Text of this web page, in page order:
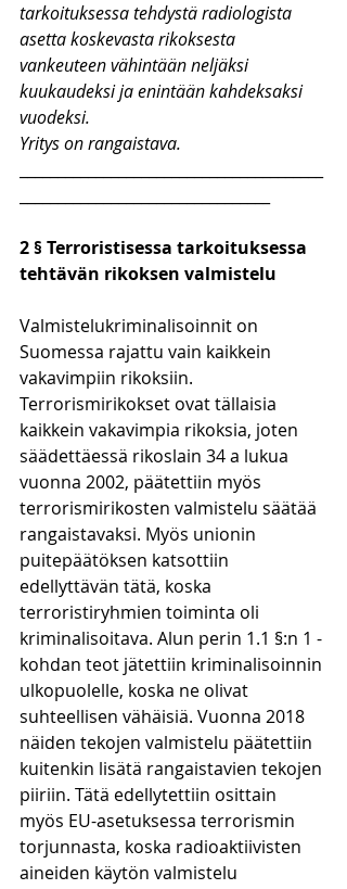
tarkoituksessa tehdystä radiologista
asetta koskevasta rikoksesta
vankeuteen vähintään neljäksi
kuukaudeksi ja enintään kahdeksaksi
vuodeksi.
Yritys on rangaistava.
2 § Terroristisessa tarkoituksessa
tehtävän rikoksen valmistelu
Valmistelukriminalisoinnit on
Suomessa rajattu vain kaikkein
vakavimpiin rikoksiin.
Terrorismirikokset ovat tällaisia
kaikkein vakavimpia rikoksia, joten
säädettäessä rikoslain 34 a lukua
vuonna 2002, päätettiin myös
terrorismirikosten valmistelu säätää
rangaistavaksi. Myös unionin
puitepäätöksen katsottiin
edellyttävän tätä, koska
terroristiryhmien toiminta oli
kriminalisoitava. Alun perin 1.1 §:n 1 -
kohdan teot jätettiin kriminalisoinnin
ulkopuolelle, koska ne olivat
suhteellisen vähäisiä. Vuonna 2018
näiden tekojen valmistelu päätettiin
kuitenkin lisätä rangaistavien tekojen
piiriin. Tätä edellytettiin osittain
myös EU-asetuksessa terrorismin
torjunnasta, koska radioaktiivisten
aineiden käytön valmistelu